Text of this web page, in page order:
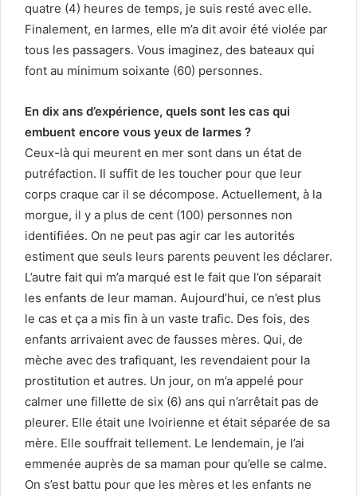
quatre (4) heures de temps, je suis resté avec elle.
Finalement, en larmes, elle m’a dit avoir été violée par
tous les passagers. Vous imaginez, des bateaux qui
font au minimum soixante (60) personnes.
En dix ans d’expérience, quels sont les cas qui
embuent encore vous yeux de larmes ?
Ceux-là qui meurent en mer sont dans un état de
putréfaction. Il suffit de les toucher pour que leur
corps craque car il se décompose. Actuellement, à la
morgue, il y a plus de cent (100) personnes non
identifiées. On ne peut pas agir car les autorités
estiment que seuls leurs parents peuvent les déclarer.
L’autre fait qui m’a marqué est le fait que l’on séparait
les enfants de leur maman. Aujourd’hui, ce n’est plus
le cas et ça a mis fin à un vaste trafic. Des fois, des
enfants arrivaient avec de fausses mères. Qui, de
mèche avec des trafiquant, les revendaient pour la
prostitution et autres. Un jour, on m’a appelé pour
calmer une fillette de six (6) ans qui n’arrêtait pas de
pleurer. Elle était une Ivoirienne et était séparée de sa
mère. Elle souffrait tellement. Le lendemain, je l’ai
emmenée auprès de sa maman pour qu’elle se calme.
On s’est battu pour que les mères et les enfants ne